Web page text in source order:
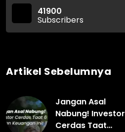
41900
Subscribers
Artikel Sebelumnya
Jangan Asal
Nabung! Investor
Cerdas Taat…